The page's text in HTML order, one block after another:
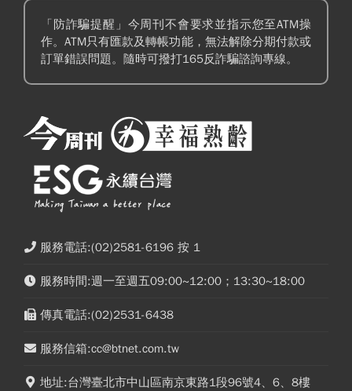
「防詐騙提醒」今周刊不會要求並指示您至ATM操
作。ATM只有匯款及轉帳功能，無法解除分期付款或
訂單錯誤問題。隨時可撥打165反詐騙諮詢專線。
服務電話:(02)2581-6196 按 1
服務時間:週一至週五09:00~12:00；13:30~18:00
傳真電話:(02)2531-6438
服務信箱:cc@btnet.com.tw
地址:台灣臺北市中山區南京東路1段96號4、6、8樓